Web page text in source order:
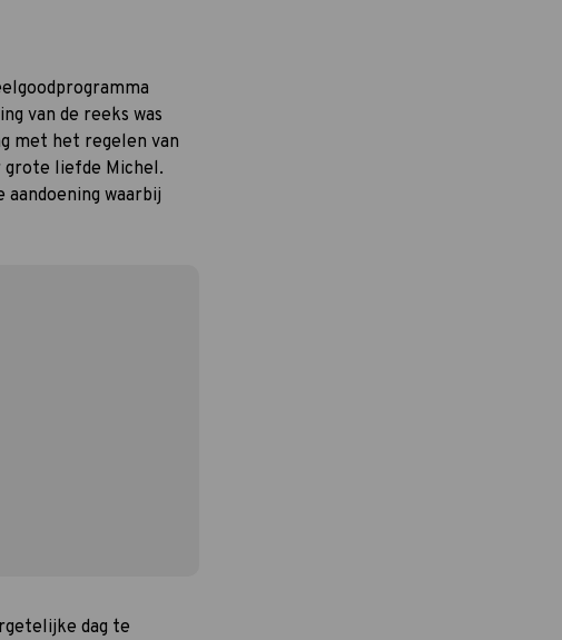
van de reeks was
met het regelen van
grote liefde Michel.
waarbij
dag te